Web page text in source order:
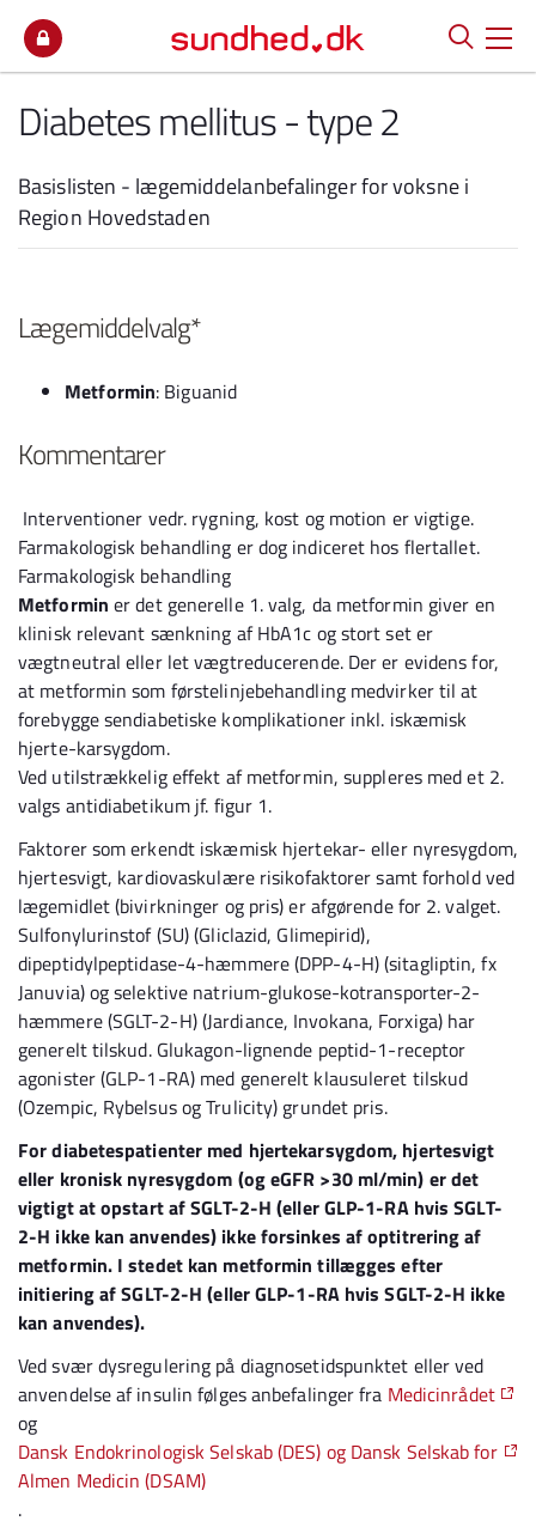
Diabetes mellitus - type 2
Basislisten - lægemiddelanbefalinger for voksne i
Region Hovedstaden
Lægemiddelvalg*
Metformin: Biguanid
Kommentarer
Interventioner vedr. rygning, kost og motion er vigtige.
Farmakologisk behandling er dog indiceret hos flertallet.
Farmakologisk behandling
Metformin er det generelle 1. valg, da metformin giver en
klinisk relevant sænkning af HbA1c og stort set er
vægtneutral eller let vægtreducerende. Der er evidens for,
at metformin som førstelinjebehandling medvirker til at
forebygge sendiabetiske komplikationer inkl. iskæmisk
hjerte-karsygdom.
Ved utilstrækkelig effekt af metformin, suppleres med et 2.
valgs antidiabetikum jf. figur 1.
Faktorer som erkendt iskæmisk hjertekar- eller nyresygdom,
hjertesvigt, kardiovaskulære risikofaktorer samt forhold ved
lægemidlet (bivirkninger og pris) er afgørende for 2. valget.
Sulfonylurinstof (SU) (Gliclazid, Glimepirid),
dipeptidylpeptidase-4-hæmmere (DPP-4-H) (sitagliptin, fx
Januvia) og selektive natrium-glukose-kotransporter-2-
hæmmere (SGLT-2-H) (Jardiance, Invokana, Forxiga) har
generelt tilskud. Glukagon-lignende peptid-1-receptor
agonister (GLP-1-RA) med generelt klausuleret tilskud
(Ozempic, Rybelsus og Trulicity) grundet pris.
For diabetespatienter med hjertekarsygdom, hjertesvigt
eller kronisk nyresygdom (og eGFR >30 ml/min) er det
vigtigt at opstart af SGLT-2-H (eller GLP-1-RA hvis SGLT-
2-H ikke kan anvendes) ikke forsinkes af optitrering af
metformin. I stedet kan metformin tillægges efter
initiering af SGLT-2-H (eller GLP-1-RA hvis SGLT-2-H ikke
kan anvendes).
Ved svær dysregulering på diagnosetidspunktet eller ved
anvendelse af insulin følges anbefalinger fra Medicinrådet
og
Dansk Endokrinologisk Selskab (DES) og Dansk Selskab for
Almen Medicin (DSAM)
.